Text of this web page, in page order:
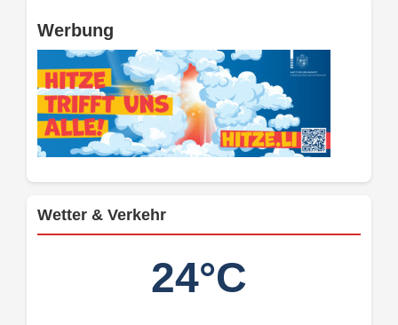
Werbung
Wetter & Verkehr
24°C